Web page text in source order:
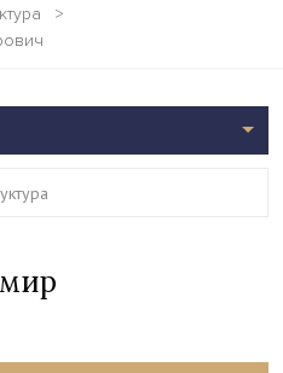
>